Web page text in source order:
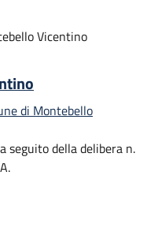
Vicentino
di Montebello
seguito della delibera n.